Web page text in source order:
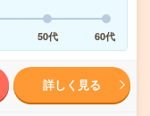
50代 60代
詳しく見る